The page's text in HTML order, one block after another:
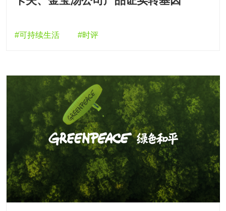
#可持续生活 #时评